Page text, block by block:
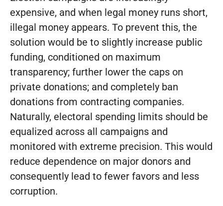
expensive, and when legal money runs short,
illegal money appears. To prevent this, the
solution would be to slightly increase public
funding, conditioned on maximum
transparency; further lower the caps on
private donations; and completely ban
donations from contracting companies.
Naturally, electoral spending limits should be
equalized across all campaigns and
monitored with extreme precision. This would
reduce dependence on major donors and
consequently lead to fewer favors and less
corruption.